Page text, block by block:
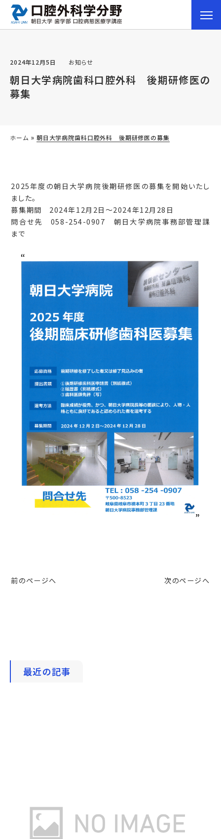
2024年12月5日 お知らせ
朝日大学病院歯科口腔外科 後期研修医の
募集
ホーム » 朝日大学病院歯科口腔外科 後期研修医の募集
2025年度の朝日大学病院後期研修医の募集を開始いたし
ました。
募集期間 2024年12月2日～2024年12月28日
問合せ先 058-254-0907 朝日大学病院事務部管理課
まで
前のページへ 次のページへ
最近の記事